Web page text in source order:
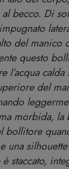
becco. Di
del manico
questo
l’acqua
del
morbida, la
bollitore
una
staccato,